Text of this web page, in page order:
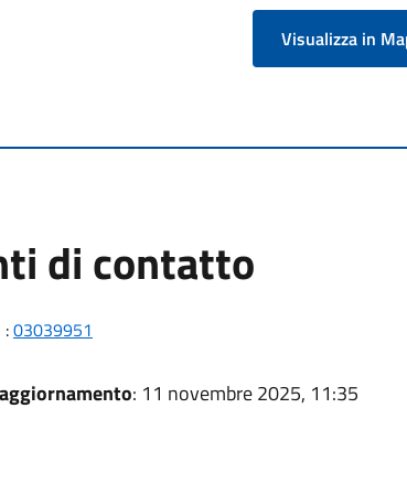
Visualizza in
di contatto
:03039951
: 11 novembre 2025, 11:35